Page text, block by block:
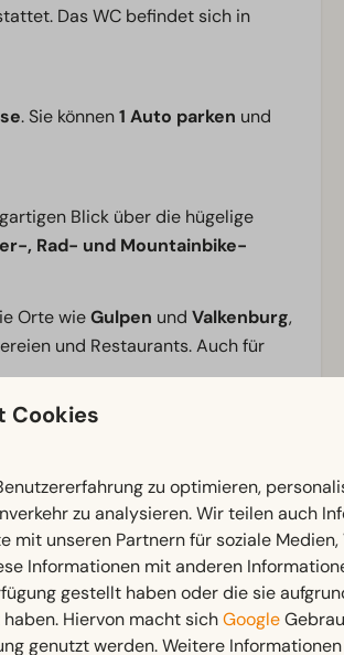
Das WC befindet sich in
. Sie können1 Auto parken und
Blick über die hügelige
, Rad- und Mountainbike-
Orte wieGulpen und Valkenburg,
und Restaurants. Auch für
Aussicht – hier erleben Sie Zuid-
Außenbereich
Terrasse
Cookies
zu optimieren,
zu analysieren. Wir teilen auch
mit unseren Partnern für soziale
Informationen mit anderen
gestellt haben oder die sie
Hiervon macht sichGoogle
genutzt werden. Weitere